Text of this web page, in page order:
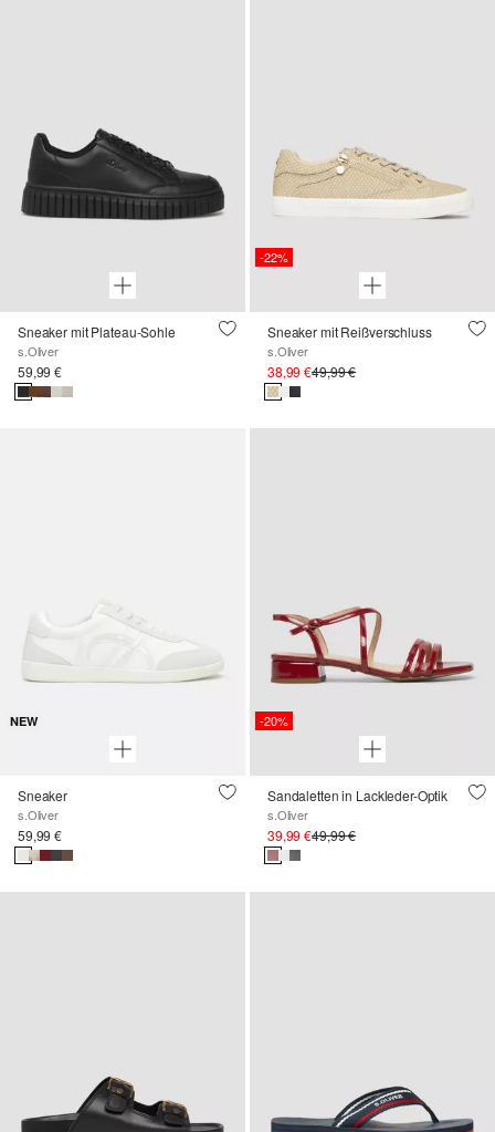
Sneaker mit Plateau-Sohle
s.Oliver
59,99 €
-22%
Sneaker mit Reißverschluss
s.Oliver
38,99 €49,99 €
NEW
Sneaker
s.Oliver
59,99 €
-20%
Sandaletten in Lackleder-Optik
s.Oliver
39,99 €49,99 €